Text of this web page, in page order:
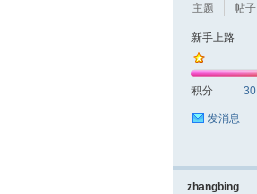
主题
帖子
新手上路
积分 30
发消息
zhangbing